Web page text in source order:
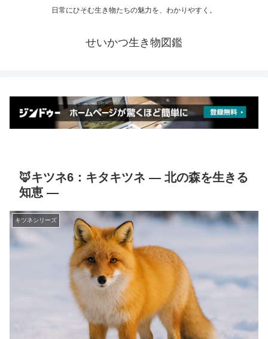
日常にひそむ生き物たちの魅力を、わかりやすく。
せいかつ生き物図鑑
🦊キツネ6：キタキツネ ― 北の森を生きる
知恵 ―
キツネシリーズ